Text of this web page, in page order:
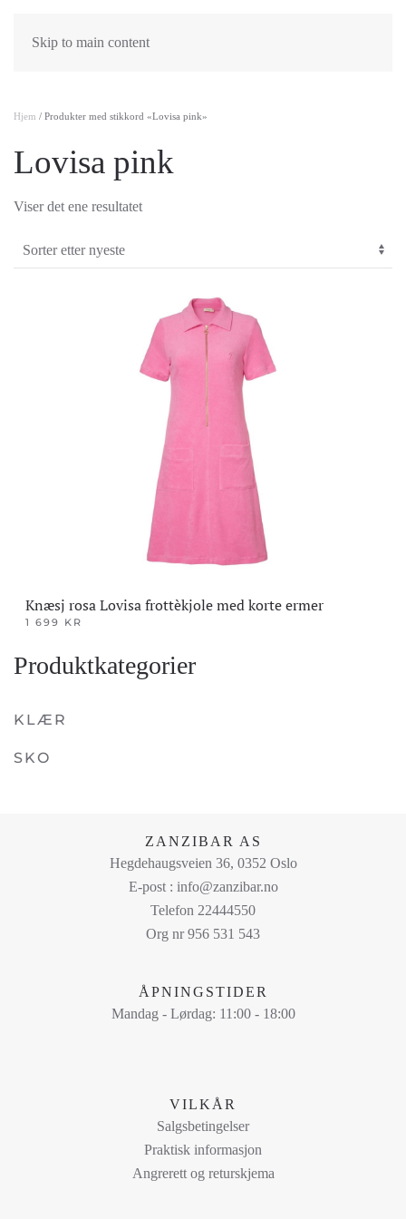
Skip to main content
Hjem / Produkter med stikkord «Lovisa pink»
Lovisa pink
Viser det ene resultatet
Knæsj rosa Lovisa frottèkjole med korte ermer
1 699 KR
produktet
flere
Alternativene
Produktkategorier
KLÆR
SKO
ZANZIBAR AS
Hegdehaugsveien 36, 0352 Oslo
E-post : info@zanzibar.no
Telefon 22444550
Org nr 956 531 543
ÅPNINGSTIDER
Mandag - Lørdag: 11:00 - 18:00
VILKÅR
Salgsbetingelser
Praktisk informasjon
Angrerett og returskjema